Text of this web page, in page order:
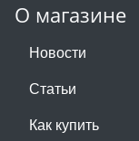
О магазине
Новости
Статьи
Как купить